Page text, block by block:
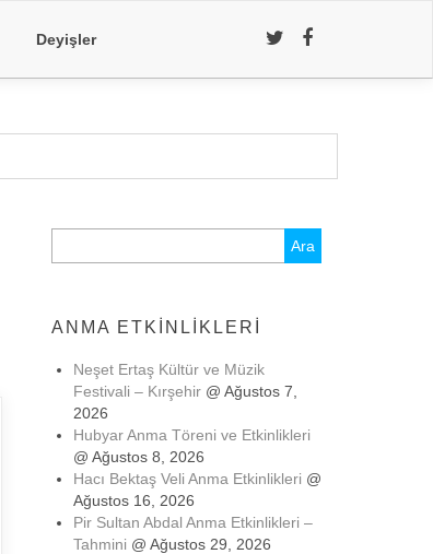
Deyişler
ANMA ETKINLIKLERI
Neşet Ertaş Kültür ve Müzik
Festivali – Kırşehir@ Ağustos 7,
2026
Hubyar Anma Töreni ve Etkinlikleri
@ Ağustos 8, 2026
Hacı Bektaş Veli Anma Etkinlikleri @
Ağustos 16, 2026
Pir Sultan Abdal Anma Etkinlikleri –
Tahmini @ Ağustos 29, 2026